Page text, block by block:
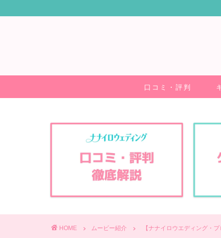
口コミ・評判
HOME ムービー紹介 【ナナイロウエディング・